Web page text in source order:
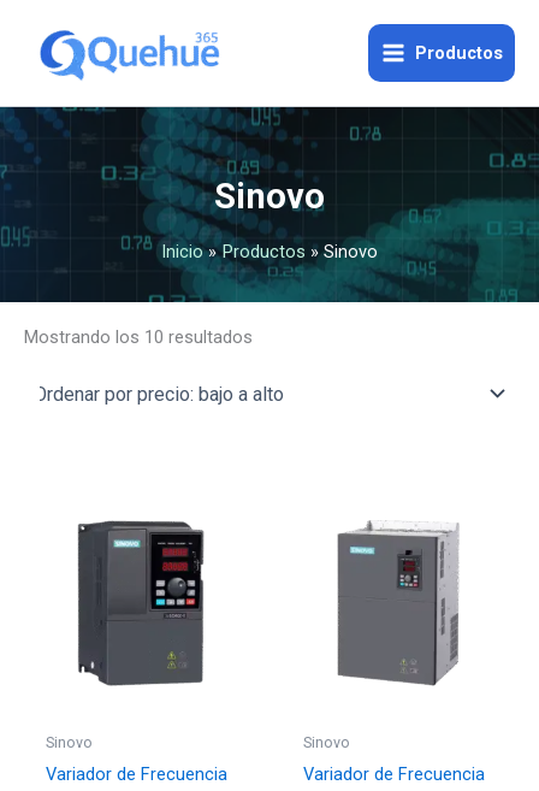
contenido
Productos
Sinovo
Inicio Productos Sinovo
Mostrando los 10 resultados
Sinovo
Variador de Frecuencia
Sinovo
Variador de Frecuencia